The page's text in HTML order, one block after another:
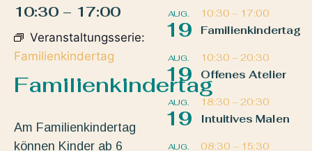
10:30 – 17:00
Veranstaltungsserie:
Familienkindertag
Familienkindertag
Am Familienkindertag
können Kinder ab 6
AUG.
19
10:30 – 17:00
Familienkindertag
AUG.
19
10:30 – 20:30
Offenes Atelier
AUG.
19
18:30 – 20:30
Intuitives Malen
AUG. 08:30 – 15:30